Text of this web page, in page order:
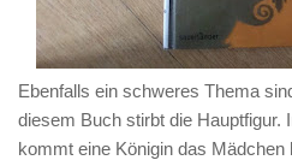
Ebenfalls ein schweres Thema
diesem Buch stirbt die Hauptfigur.
kommt eine Königin das